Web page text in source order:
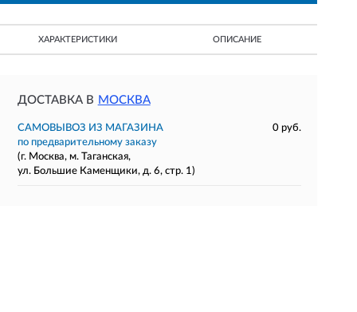
ХАРАКТЕРИСТИКИ ОПИСАНИЕ
ДОСТАВКА В МОСКВА
САМОВЫВОЗ ИЗ МАГАЗИНА
0 руб.
по предварительному заказу
(г. Москва, м. Таганская,
ул. Большие Каменщики, д. 6, стр. 1)